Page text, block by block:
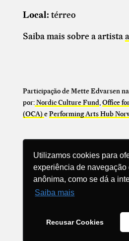
Utilizamos cookies para
experiência de navegação
anônima, como se dá a
Saiba mais
Recusar Cookies
Local: térreo
Saiba mais sobre a artista
Participação de Mette Edvarsen
por:Nordic Culture Fund,Office
(OCA) ePerforming Arts Hub
Compartilhe